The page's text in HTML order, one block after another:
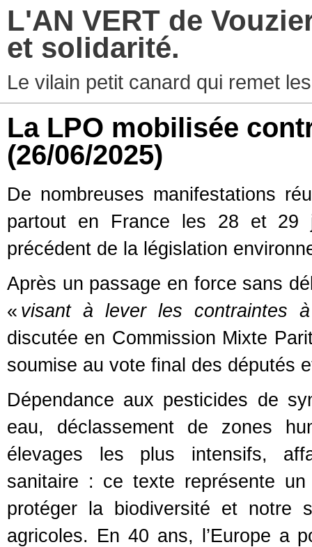
L'AN VERT de
et solidarité.
Le vilain petit canard qui remet
La LPO mobilisée
(26/06/2025)
De nombreuses manifestations
partout en France les 28 et 29
précédent de la législation
Après un passage en force sans
« visant à lever les contraintes à
discutée en Commission Mixte
soumise au vote final des députés
Dépendance aux pesticides de
eau, déclassement de zones
élevages les plus intensifs,
sanitaire : ce texte représente
protéger la biodiversité et notre
agricoles. En 40 ans, l’Europe a